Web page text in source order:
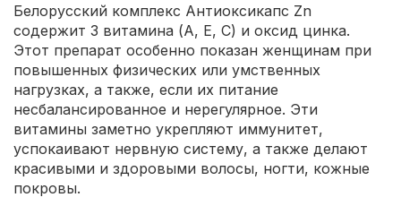
Белорусский комплекс Антиоксикапс Zn
содержит 3 витамина (А, Е, С) и оксид цинка.
Этот препарат особенно показан женщинам при
повышенных физических или умственных
нагрузках, а также, если их питание
несбалансированное и нерегулярное. Эти
витамины заметно укрепляют иммунитет,
успокаивают нервную систему, а также делают
красивыми и здоровыми волосы, ногти, кожные
покровы.